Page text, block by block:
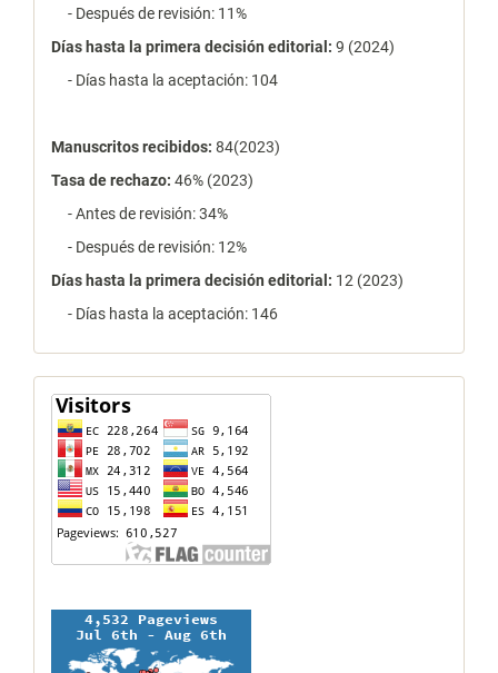
- Después de revisión: 11%
Días hasta la primera decisión editorial: 9 (2024)
- Días hasta la aceptación: 104
Manuscritos recibidos: 84(2023)
Tasa de rechazo: 46% (2023)
- Antes de revisión: 34%
- Después de revisión: 12%
Días hasta la primera decisión editorial: 12 (2023)
- Días hasta la aceptación: 146
contador